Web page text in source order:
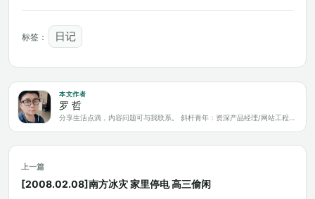
标签： 日记
本文作者
罗 哲
上一篇
[2008.02.08]南方冰灾 家里停电 高三偷闲